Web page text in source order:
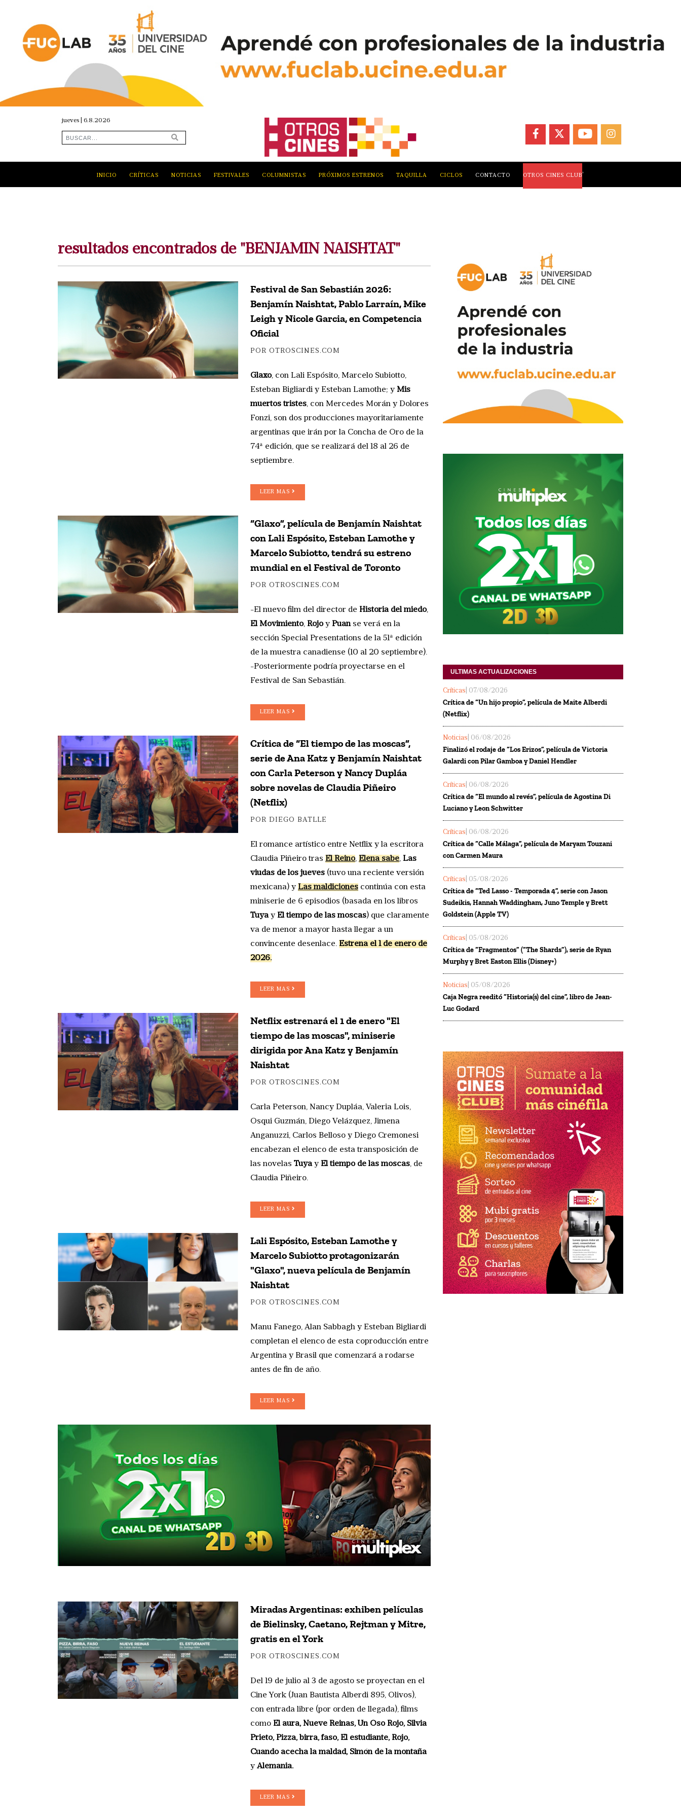
jueves | 6.8.2026
FACEBOOKYOUTUBEINSTAGRAM
INICIO CRÍTICAS NOTICIAS FESTIVALES COLUMNISTAS PRÓXIMOS ESTRENOS TAQUILLA CICLOS CONTACTO OTROS CINES CLUB
resultados encontrados de "BENJAMIN NAISHTAT"
Festival de San Sebastián 2026:
Benjamín Naishtat, Pablo Larraín, Mike
Leigh y Nicole Garcia, en Competencia
Oficial
POR OTROSCINES.COM
Glaxo, con Lali Espósito, Marcelo Subiotto,
Esteban Bigliardi y Esteban Lamothe; yMis
muertos tristes, con Mercedes Morán y Dolores
Fonzi, son dos producciones mayoritariamente
argentinas que irán por la Concha de Oro de la
74ª edición, que se realizará del 18 al 26 de
septiembre.
LEER MAS
“Glaxo”, película de Benjamín Naishtat
con Lali Espósito, Esteban Lamothe y
Marcelo Subiotto, tendrá su estreno
mundial en el Festival de Toronto
POR OTROSCINES.COM
-El nuevo film del director de Historia del miedo,
El Movimiento, Rojoy Puanse verá en la
sección Special Presentations de la 51ª edición
de la muestra canadiense (10 al 20 septiembre).
-Posteriormente podría proyectarse en el
Festival de San Sebastián.
LEER MAS
Crítica de “El tiempo de las moscas”,
serie de Ana Katz y Benjamín Naishtat
con Carla Peterson y Nancy Dupláa
sobre novelas de Claudia Piñeiro
(Netflix)
POR DIEGO BATLLE
El romance artístico entre Netflix y la escritora
Claudia Piñeiro tras El Reino, Elena sabe, Las
viudas de los jueves (tuvo una reciente versión
mexicana) y Las maldiciones continúa con esta
miniserie de 6 episodios (basada en los libros
Tuyay El tiempo de las moscas) que claramente
va de menor a mayor hasta llegar a un
convincente desenlace. Estrena el 1 de enero de
2026.
LEER MAS
Netflix estrenará el 1 de enero "El
tiempo de las moscas", miniserie
dirigida por Ana Katz y Benjamín
Naishtat
POR OTROSCINES.COM
Carla Peterson, Nancy Dupláa, Valeria Lois,
Osqui Guzmán, Diego Velázquez, Jimena
Anganuzzi, Carlos Belloso y Diego Cremonesi
encabezan el elenco de esta transposición de
las novelas Tuyay El tiempo de las moscas, de
Claudia Piñeiro.
LEER MAS
Lali Espósito, Esteban Lamothe y
Marcelo Subiotto protagonizarán
"Glaxo", nueva película de Benjamín
Naishtat
POR OTROSCINES.COM
Manu Fanego, Alan Sabbagh y Esteban Bigliardi
completan el elenco de esta coproducción entre
Argentina y Brasil que comenzará a rodarse
antes de fin de año.
LEER MAS
Miradas Argentinas: exhiben películas
de Bielinsky, Caetano, Rejtman y Mitre,
gratis en el York
POR OTROSCINES.COM
Del 19 de julio al 3 de agosto se proyectan en el
Cine York (Juan Bautista Alberdi 895, Olivos),
con entrada libre (por orden de llegada), films
como El aura, Nueve Reinas, Un Oso Rojo, Silvia
Prieto, Pizza, birra, faso, El estudiante, Rojo,
Cuando acecha la maldad, Simón de la montaña
yAlemania.
LEER MAS
ULTIMAS ACTUALIZACIONES
Críticas | 07/08/2026
Crítica de “Un hijo propio”, película de Maite Alberdi
(Netflix)
Noticias | 06/08/2026
Finalizó el rodaje de “Los Erizos”, película de Victoria
Galardi con Pilar Gamboa y Daniel Hendler
Críticas | 06/08/2026
Crítica de “El mundo al revés”, película de Agostina Di
Luciano y Leon Schwitter
Críticas | 06/08/2026
Crítica de “Calle Málaga”, película de Maryam Touzani
con Carmen Maura
Críticas | 05/08/2026
Crítica de “Ted Lasso - Temporada 4”, serie con Jason
Sudeikis, Hannah Waddingham, Juno Temple y Brett
Goldstein (Apple TV)
Críticas | 05/08/2026
Crítica de “Fragmentos” (“The Shards”), serie de Ryan
Murphy y Bret Easton Ellis (Disney+)
Noticias | 05/08/2026
Caja Negra reeditó “Historia(s) del cine”, libro de Jean-
Luc Godard